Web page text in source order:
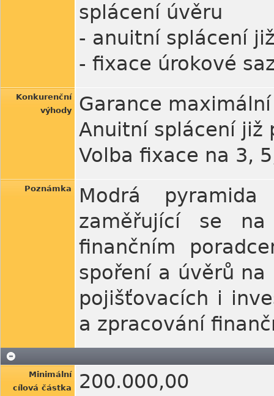
splácení úvěru
- anuitní splácení
- fixace úrokové
Konkurenční
výhody
Garance
Anuitní splácení již
Volba fixace na 3,
Poznámka
Modrá
zaměřující se
finančním
spoření a úvěrů
pojišťovacích i
a zpracování
Minimální
cílová částka
200.000,00